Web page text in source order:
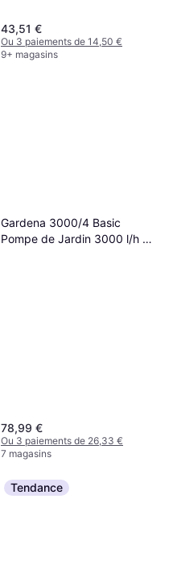
43,51 €
Ou 3 paiements de 14,50 €
9+ magasins
Gardena 3000/4 Basic
Pompe de Jardin 3000 l/h 35
78,99 €
Ou 3 paiements de 26,33 €
7 magasins
Tendance